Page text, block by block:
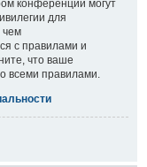
конференции могут
для
чем
с правилами и
что ваше
всеми правилами.